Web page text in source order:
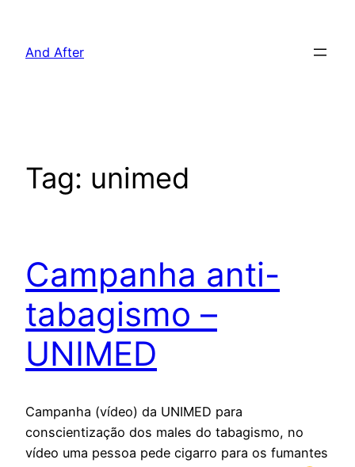
And After
Tag: unimed
Campanha anti-
tabagismo –
UNIMED
Campanha (vídeo) da UNIMED para
conscientização dos males do tabagismo, no
vídeo uma pessoa pede cigarro para os fumantes